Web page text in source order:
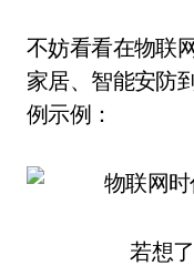
不妨看看在物联
家居、智能安防
例示例：
若想